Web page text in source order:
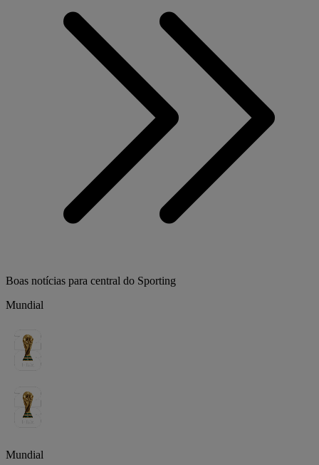
Boas notícias para central do Sporting
Mundial
Mundial